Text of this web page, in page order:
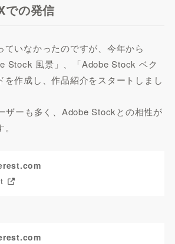
の発信
ていなかったのですが、今年から
Stock 風景」、「Adobe Stock ベク
を作成し、作品紹介をスタートしまし
ザーも多く、Adobe Stockとの相性が